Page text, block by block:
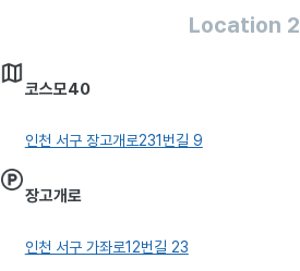
Location 2
코스모40
인천 서구 장고개로231번길 9
장고개로
인천 서구 가좌로12번길 23